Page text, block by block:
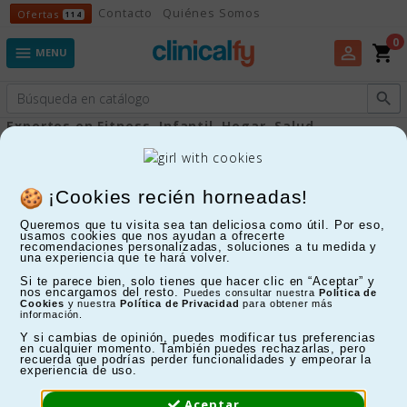
¡Cookies recién horneadas!
Queremos que tu visita sea tan deliciosa como útil. Por eso,
usamos cookies que nos ayudan a ofrecerte
recomendaciones personalizadas, soluciones a tu medida y
una experiencia que te hará volver.
Si te parece bien, solo tienes que hacer clic en “Aceptar” y
nos encargamos del resto.
Puedes consultar nuestra Política de
Cookies y nuestra Política de Privacidad para obtener más
información.
Y si cambias de opinión, puedes modificar tus preferencias
en cualquier momento. También puedes rechazarlas, pero
recuerda que podrías perder funcionalidades y empeorar la
experiencia de uso.
Ofertas 114 Ofertas
Contacto Quiénes Somos
 MENU perm_identity shopping_cart
0
Expertos en Fitness, Infantil, Hogar, Salud...
